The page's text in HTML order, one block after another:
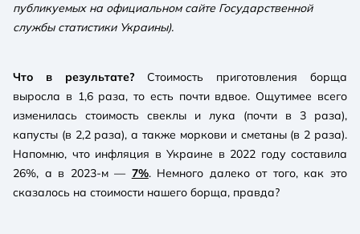
публикуемых на официальном сайте Государственной
службы статистики Украины).
Что в результате? Стоимость приготовления борща
выросла в 1,6 раза, то есть почти вдвое. Ощутимее всего
изменилась стоимость свеклы и лука (почти в 3 раза),
капусты (в 2,2 раза), а также моркови и сметаны (в 2 раза).
Напомню, что инфляция в Украине в 2022 году составила
26%, а в 2023-м — 7%. Немного далеко от того, как это
сказалось на стоимости нашего борща, правда?